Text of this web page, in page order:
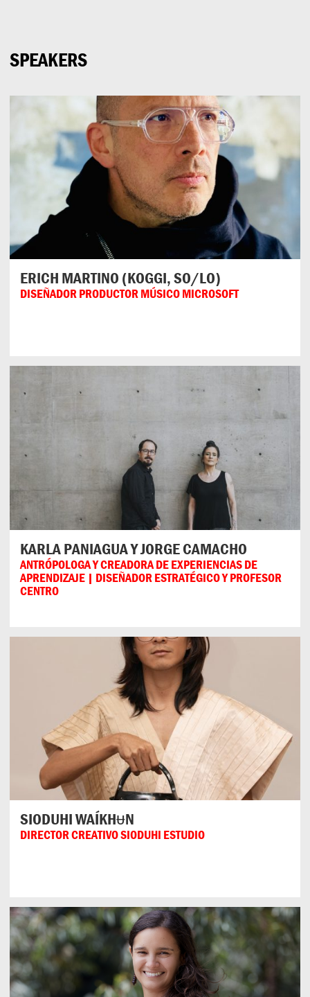
SPEAKERS
ERICH MARTINO (KOGGI, SO/LO)
DISEÑADOR PRODUCTOR MÚSICO MICROSOFT
KARLA PANIAGUA Y JORGE CAMACHO
ANTRÓPOLOGA Y CREADORA DE EXPERIENCIAS DE
APRENDIZAJE | DISEÑADOR ESTRATÉGICO Y PROFESOR
CENTRO
SIODUHI WAÍKHᵾN
DIRECTOR CREATIVO SIODUHI ESTUDIO